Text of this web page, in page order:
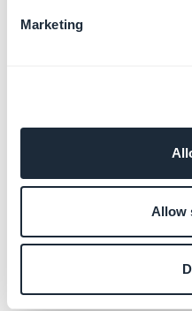
Marketing
Allow
può essere modificato,
un nome di dominio
- il nome di dominio ha
- il nome di dominio (o i
e/o
di un
rispetto al progetto